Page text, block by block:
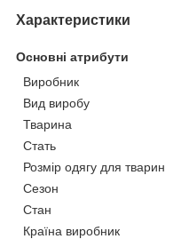
Характеристики
Основні атрибути
Виробник
Вид виробу
Тварина
Стать
Розмір одягу для тварин
Сезон
Стан
Країна виробник